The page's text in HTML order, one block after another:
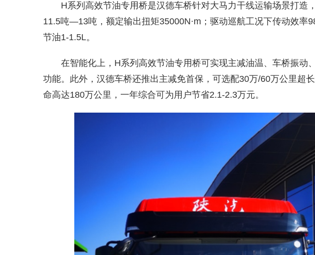
H系列高效节油专用桥是汉德车桥针对大马力干线运输场景打造
11.5吨—13吨，额定输出扭矩35000N·m；驱动巡航工况下传动效率
节油1-1.5L。
在智能化上，H系列高效节油专用桥可实现主减油温、车桥振动
功能。此外，汉德车桥还推出主减免首保，可选配30万/60万公里超
命高达180万公里，一年综合可为用户节省2.1-2.3万元。